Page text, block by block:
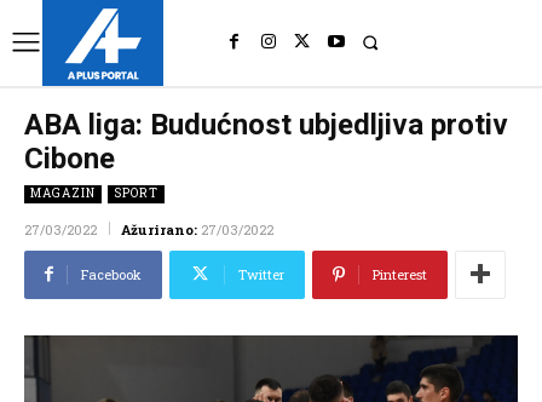
ABA liga: Budućnost ubjedljiva protiv
Cibone
MAGAZIN SPORT
27/03/2022 Ažurirano: 27/03/2022
Facebook Twitter Pinterest